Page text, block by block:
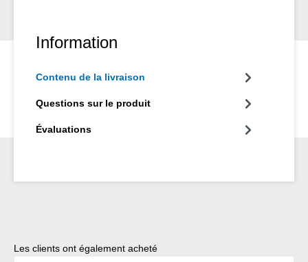
Information
Contenu de la livraison
Questions sur le produit
Évaluations
Ignorer la galerie de produits
Les clients ont également acheté